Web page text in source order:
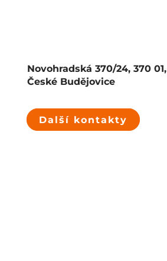
Novohradská 370/24, 370 01,
České Budějovice
Další kontakty